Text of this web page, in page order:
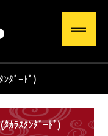
ﾝﾀﾞｰﾄﾞ)
ｶﾗｽﾀﾝﾀﾞｰﾄﾞ)